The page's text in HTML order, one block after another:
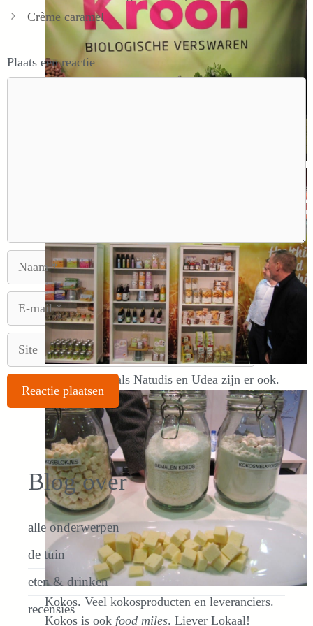
Groothandels als Natudis en Udea zijn er ook.
Kokos. Veel kokosproducten en leveranciers.
Kokos is ook food miles. Liever Lokaal!
Crème caramel
Plaats een reactie
Blog over
alle onderwerpen
de tuin
eten & drinken
recensies